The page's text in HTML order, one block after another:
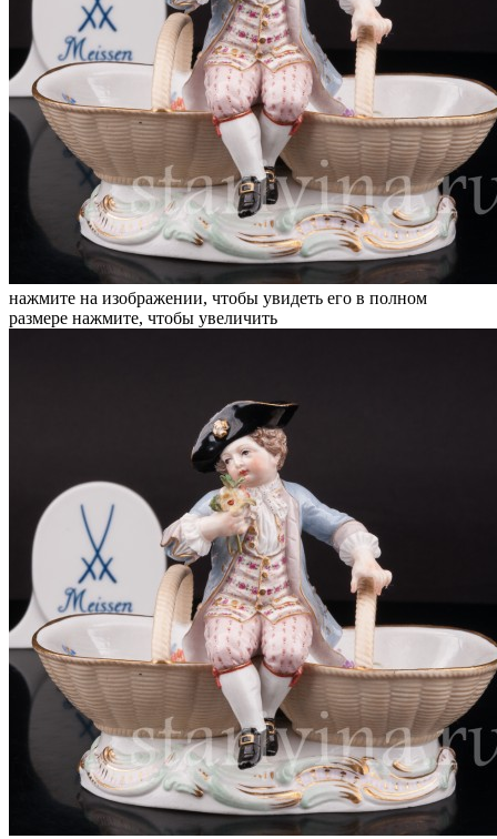
нажмите на изображении, чтобы увидеть его в полном
размере нажмите, чтобы увеличить